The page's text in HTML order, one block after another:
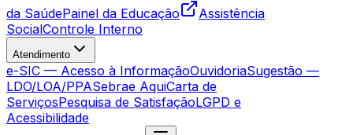
da SaúdePainel da Educação
Assistência
SocialControle Interno
Atendimento
e-SIC — Acesso à InformaçãoOuvidoriaSugestão —
LDO/LOA/PPASebrae AquiCarta de
ServiçosPesquisa de SatisfaçãoLGPD e
Acessibilidade